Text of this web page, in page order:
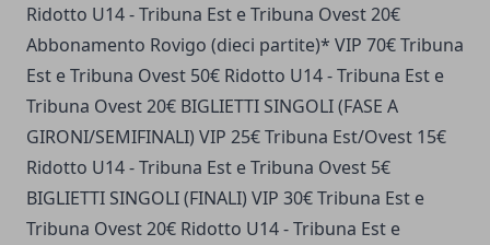
Ridotto U14 - Tribuna Est e Tribuna Ovest 20€
Abbonamento Rovigo (dieci partite)* VIP 70€ Tribuna
Est e Tribuna Ovest 50€ Ridotto U14 - Tribuna Est e
Tribuna Ovest 20€ BIGLIETTI SINGOLI (FASE A
GIRONI/SEMIFINALI) VIP 25€ Tribuna Est/Ovest 15€
Ridotto U14 - Tribuna Est e Tribuna Ovest 5€
BIGLIETTI SINGOLI (FINALI) VIP 30€ Tribuna Est e
Tribuna Ovest 20€ Ridotto U14 - Tribuna Est e